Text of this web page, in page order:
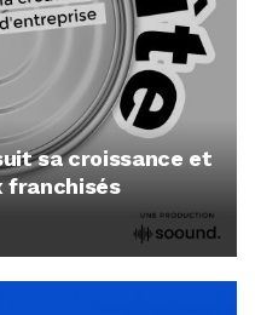
sa croissance et
franchisés